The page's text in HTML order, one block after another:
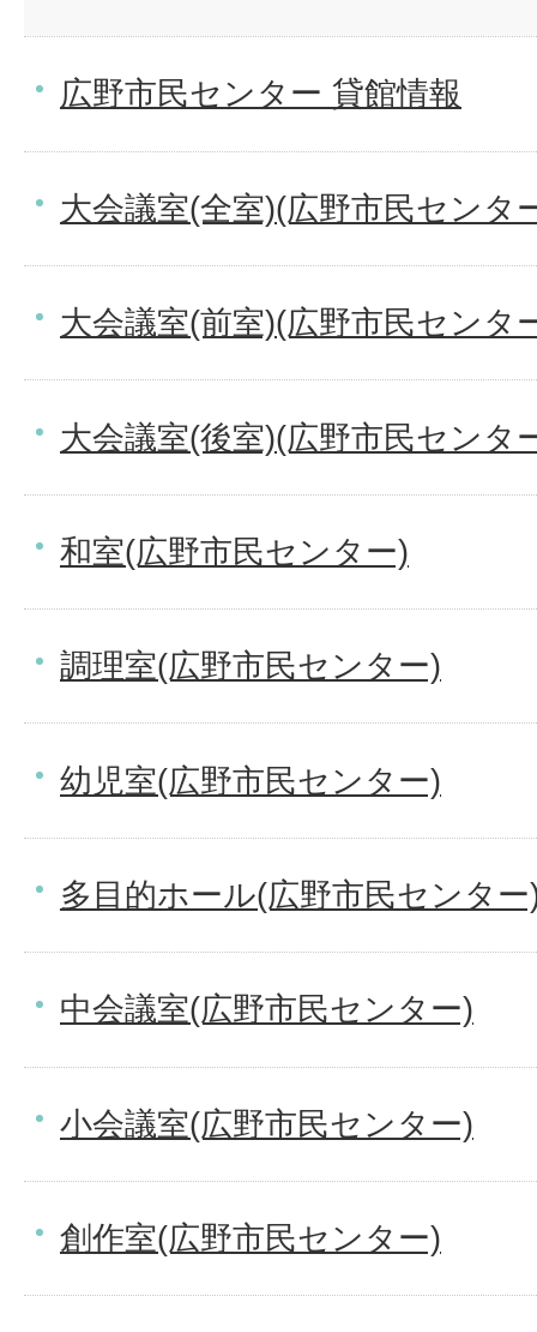
広野市民センター 貸館情報
大会議室(全室)(広野市民センタ
大会議室(前室)(広野市民センタ
大会議室(後室)(広野市民センタ
和室(広野市民センター)
調理室(広野市民センター)
幼児室(広野市民センター)
多目的ホール(広野市民センター
中会議室(広野市民センター)
小会議室(広野市民センター)
創作室(広野市民センター)